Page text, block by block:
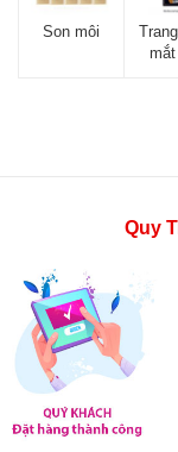
Son môi
Quy